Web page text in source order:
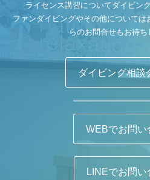
ライセンス講習についてダイビン
ファンダイビングやその他について
らのお問合せもお待ち
ダイビング相談
WEBでお問い
LINEでお問い